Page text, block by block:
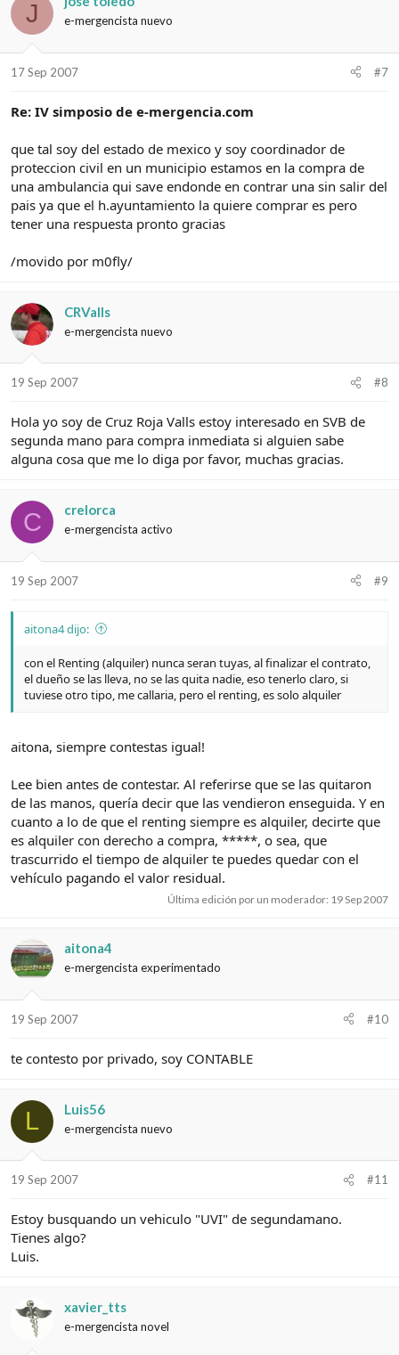
J e-mergencista nuevo
17 Sep 2007 #7
Re: IV simposio de e-mergencia.com
que tal soy del estado de mexico y soy coordinador de
proteccion civil en un municipio estamos en la compra de
una ambulancia qui save endonde en contrar una sin salir del
pais ya que el h.ayuntamiento la quiere comprar es pero
tener una respuesta pronto gracias
/movido por m0fly/
CRValls
e-mergencista nuevo
19 Sep 2007 #8
Hola yo soy de Cruz Roja Valls estoy interesado en SVB de
segunda mano para compra inmediata si alguien sabe
alguna cosa que me lo diga por favor, muchas gracias.
C crelorca
e-mergencista activo
19 Sep 2007 #9
aitona4 dijo:
con el Renting (alquiler) nunca seran tuyas, al finalizar el contrato,
el dueño se las lleva, no se las quita nadie, eso tenerlo claro, si
tuviese otro tipo, me callaria, pero el renting, es solo alquiler
aitona, siempre contestas igual!
Lee bien antes de contestar. Al referirse que se las quitaron
de las manos, quería decir que las vendieron enseguida. Y en
cuanto a lo de que el renting siempre es alquiler, decirte que
es alquiler con derecho a compra, *****, o sea, que
trascurrido el tiempo de alquiler te puedes quedar con el
vehículo pagando el valor residual.
Última edición por un moderador: 19 Sep 2007
aitona4
e-mergencista experimentado
19 Sep 2007 #10
te contesto por privado, soy CONTABLE
L Luis56
e-mergencista nuevo
19 Sep 2007 #11
Estoy busquando un vehiculo "UVI" de segundamano.
Tienes algo?
Luis.
xavier_tts
e-mergencista novel